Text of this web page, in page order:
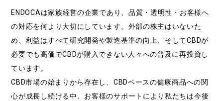
ENDOCAは家族経営の企業であり、品質・透明性・お客様へ
の対応を何より大切にしています。外部の株主はいないた
め、利益はすべて研究開発や製造基準の向上、そしてCBDが
必要でも高価でCBDが購入できない人々への普及に再投資し
ています。
CBD市場の始まりから存在し、CBDベースの健康商品への関
心が成長し続ける中、お客様のサポートにより私たちは今後